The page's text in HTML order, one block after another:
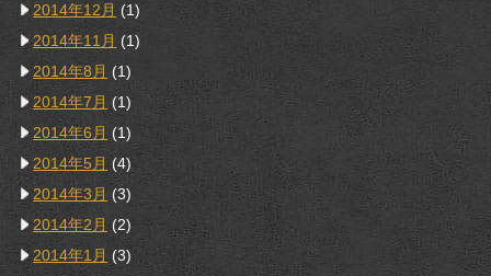
2014年12月 (1)
2014年11月 (1)
2014年8月 (1)
2014年7月 (1)
2014年6月 (1)
2014年5月 (4)
2014年3月 (3)
2014年2月 (2)
2014年1月 (3)